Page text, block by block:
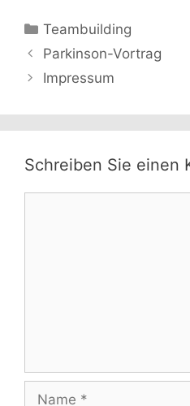
Kategorien
Teambuilding
Parkinson-Vortrag
Impressum
Schreiben Sie einen